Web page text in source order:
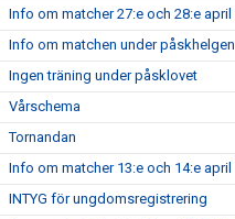
Info om matcher 27:e och 28:e april
Info om matchen under påskhelgen
Ingen träning under påsklovet
Vårschema
Tornandan
Info om matcher 13:e och 14:e april
INTYG för ungdomsregistrering